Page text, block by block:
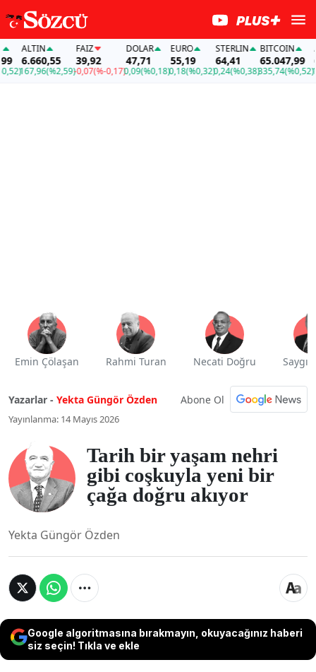
ALTIN
6.660,55
167,96(%2,59)
FAİZ
39,92
-0,07(%-0,17)
DOLAR
47,71
0,09(%0,18)
EURO
55,19
0,18(%0,32)
STERLIN
64,41
0,24(%0,38)
BITCOIN
65.047,99
335,74(%0,52)
Emin Çölaşan Rahmi Turan Necati Doğru Saygı
Yazarlar - Yekta Güngör Özden Abone Ol
Yayınlanma: 14 Mayıs 2026
Tarih bir yaşam nehri
gibi coşkuyla yeni bir
çağa doğru akıyor
Yekta Güngör Özden
Google algoritmasına bırakmayın, okuyacağınız haberi
siz seçin! Tıkla ve ekle